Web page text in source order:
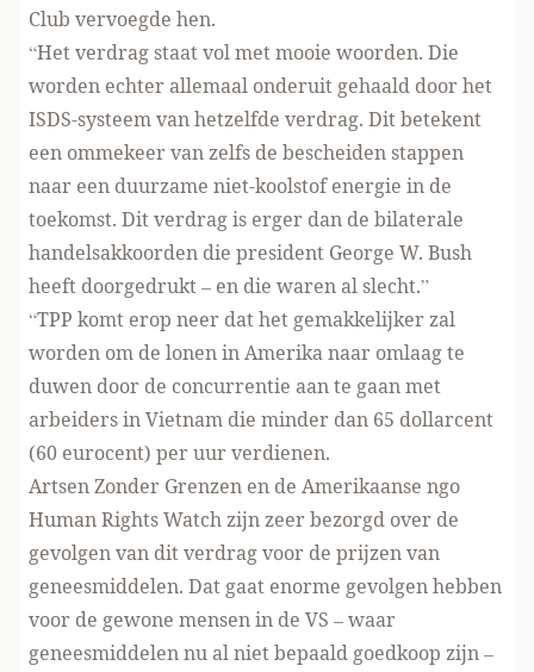
Club vervoegde hen.
“Het verdrag staat vol met mooie woorden. Die
worden echter allemaal onderuit gehaald door het
ISDS-systeem van hetzelfde verdrag. Dit betekent
een ommekeer van zelfs de bescheiden stappen
naar een duurzame niet-koolstof energie in de
toekomst. Dit verdrag is erger dan de bilaterale
handelsakkoorden die president George W. Bush
heeft doorgedrukt – en die waren al slecht.”
“TPP komt erop neer dat het gemakkelijker zal
worden om de lonen in Amerika naar omlaag te
duwen door de concurrentie aan te gaan met
arbeiders in Vietnam die minder dan 65 dollarcent
(60 eurocent) per uur verdienen.
Artsen Zonder Grenzen en de Amerikaanse ngo
Human Rights Watch zijn zeer bezorgd over de
gevolgen van dit verdrag voor de prijzen van
geneesmiddelen. Dat gaat enorme gevolgen hebben
voor de gewone mensen in de VS – waar
geneesmiddelen nu al niet bepaald goedkoop zijn –